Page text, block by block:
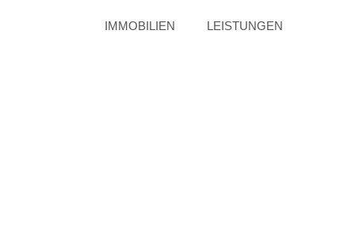
IMMOBILIEN LEISTUNGEN